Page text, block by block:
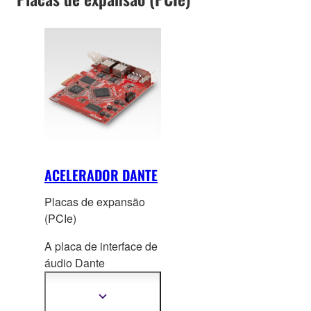
ACELERADOR DANTE
Placas de expansão
(PCIe)
A placa de interface de
áudio Dante
instalada em um
Mostrar